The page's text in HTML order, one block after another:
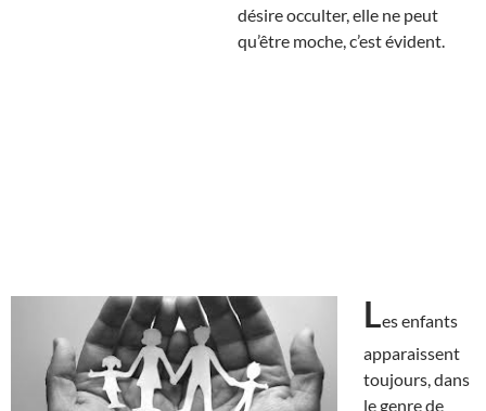
désire occulter, elle ne peut
qu’être moche, c’est évident.
Les enfants
apparaissent
toujours, dans
le genre de